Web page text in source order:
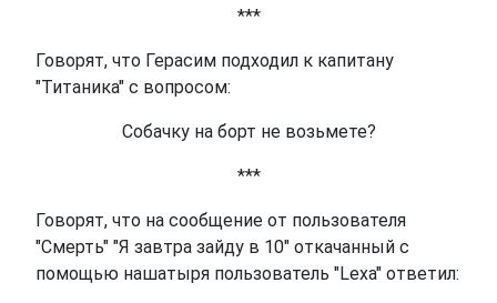
***
Говорят, что Герасим подходил к капитану
"Титаника" с вопросом:
Собачку на борт не возьмете?
***
Говорят, что на сообщение от пользователя
"Смерть" "Я завтра зайду в 10" откачанный с
помощью нашатыря пользователь "Lexa" ответил: